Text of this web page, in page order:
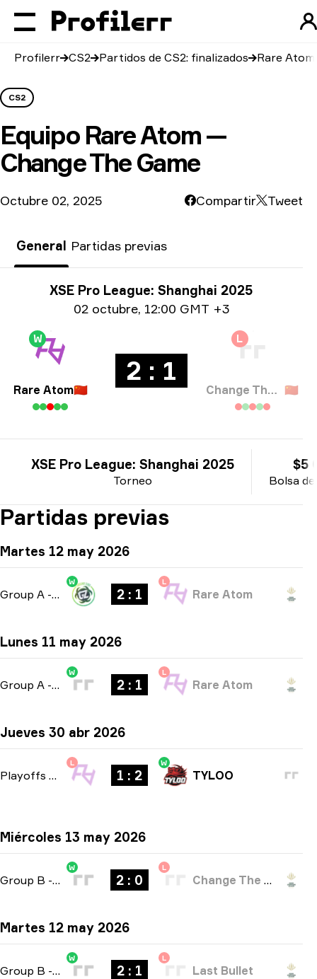
Profilerr CS2 Partidos de CS2: finalizados Rare Atom
CS2
Equipo Rare Atom —
Change The Game
Octubre 02, 2025 Compartir Tweet
General Partidas previas
Información del torneo
XSE Pro League: Shanghai 2025
Información de la fecha
02 octubre, 12:00 GMT +3
W
Rare Atom🇨🇳
2 : 1
L
Change The Game 🇨🇳
Torneo
XSE Pro League: Shanghai 2025
Bolsa
$5
Partidas previas
Martes 12 may 2026
Group A - bo3
W
2 : 1
L
Rare Atom
Lunes 11 may 2026
Group A - bo3
W
2 : 1
L
Rare Atom
Jueves 30 abr 2026
Playoffs bo3
L
1 : 2
W
TYLOO
Miércoles 13 may 2026
Group B - bo3
W
2 : 0
L
Change The Game
Martes 12 may 2026
Group B - bo3
W
2 : 1
L
Last Bullet